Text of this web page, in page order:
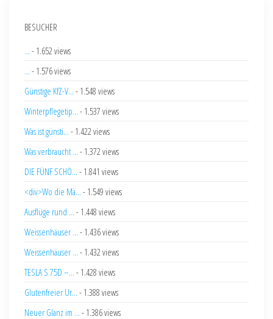
BESUCHER
... - 1.652 views
... - 1.576 views
Günstige KfZ-V... - 1.548 views
Winterpflegetip... - 1.537 views
Was ist günsti... - 1.422 views
Was verbraucht ... - 1.372 views
DIE FÜNF SCHÖ... - 1.841 views
<div>Wo die Mä... - 1.549 views
Ausflüge rund ... - 1.448 views
Weissenhäuser ... - 1.436 views
Weissenhäuser ... - 1.432 views
TESLA S 75D –... - 1.428 views
Glutenfreier Ur... - 1.388 views
Neuer Glanz im ... - 1.386 views